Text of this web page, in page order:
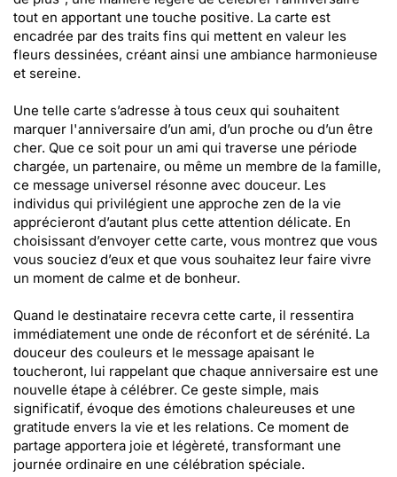
tout en apportant une touche positive. La carte est
encadrée par des traits fins qui mettent en valeur les
fleurs dessinées, créant ainsi une ambiance harmonieuse
et sereine.
Une telle carte s’adresse à tous ceux qui souhaitent
marquer l'anniversaire d’un ami, d’un proche ou d’un être
cher. Que ce soit pour un ami qui traverse une période
chargée, un partenaire, ou même un membre de la famille,
ce message universel résonne avec douceur. Les
individus qui privilégient une approche zen de la vie
apprécieront d’autant plus cette attention délicate. En
choisissant d’envoyer cette carte, vous montrez que vous
vous souciez d’eux et que vous souhaitez leur faire vivre
un moment de calme et de bonheur.
Quand le destinataire recevra cette carte, il ressentira
immédiatement une onde de réconfort et de sérénité. La
douceur des couleurs et le message apaisant le
toucheront, lui rappelant que chaque anniversaire est une
nouvelle étape à célébrer. Ce geste simple, mais
significatif, évoque des émotions chaleureuses et une
gratitude envers la vie et les relations. Ce moment de
partage apportera joie et légèreté, transformant une
journée ordinaire en une célébration spéciale.